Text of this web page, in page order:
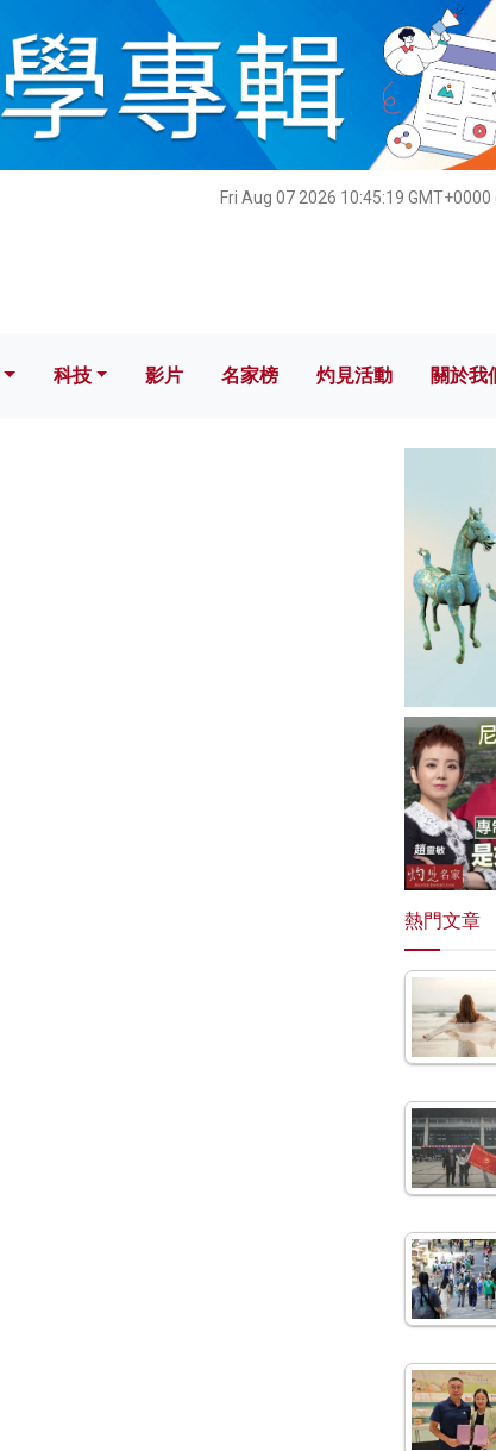
Fri Aug 07 2026 10:45:20
科技 影片 名家榜 灼見活動 關
科技 影片 名家榜 灼見活動 關於我
熱門文章